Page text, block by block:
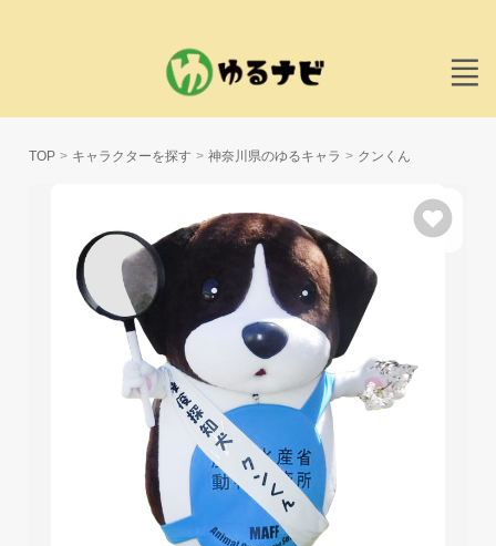
TOP キャラクターを探す 神奈川県のゆるキャラ クンくん